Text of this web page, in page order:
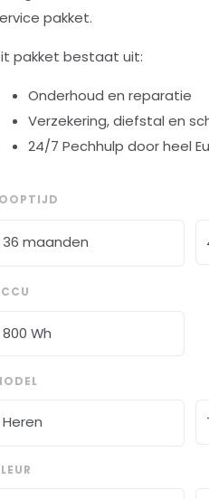
pakket.
pakket bestaat uit:
Onderhoud en reparatie
Verzekering, diefstal en
24/7 Pechhulp door heel
36 maanden
800 Wh
Heren